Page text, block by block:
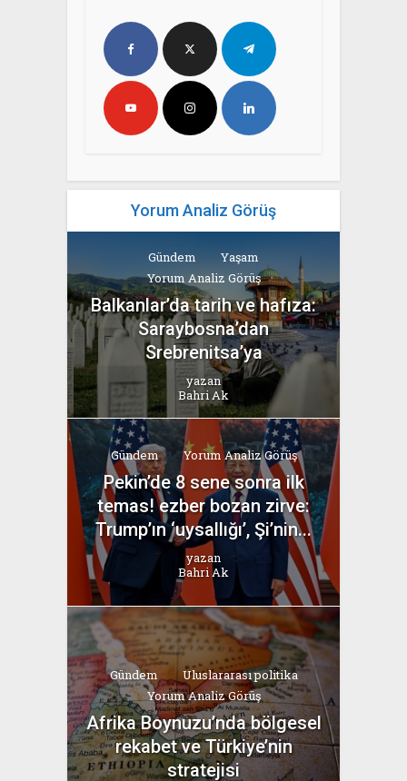
Yorum Analiz Görüş
Gündem
Yaşam
Yorum Analiz Görüş
Balkanlar’da tarih ve hafıza:
Saraybosna’dan
Srebrenitsa’ya
yazan
Bahri Ak
Gündem Yorum Analiz Görüş
Pekin’de 8 sene sonra ilk
temas! ezber bozan zirve:
Trump’ın ‘uysallığı’, Şi’nin...
yazan
Bahri Ak
Gündem
Uluslararası politika
Yorum Analiz Görüş
Afrika Boynuzu’nda bölgesel
rekabet ve Türkiye’nin
stratejisi